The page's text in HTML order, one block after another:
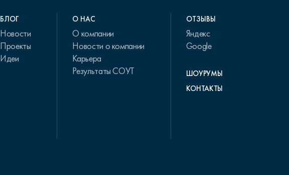
БЛОГ
Новости
Проекты
Идеи
О НАС
О компании
Новости о компании
Карьера
Результаты СОУТ
ОТЗЫВЫ
Яндекс
Google
ШОУРУМЫ
КОНТАКТЫ